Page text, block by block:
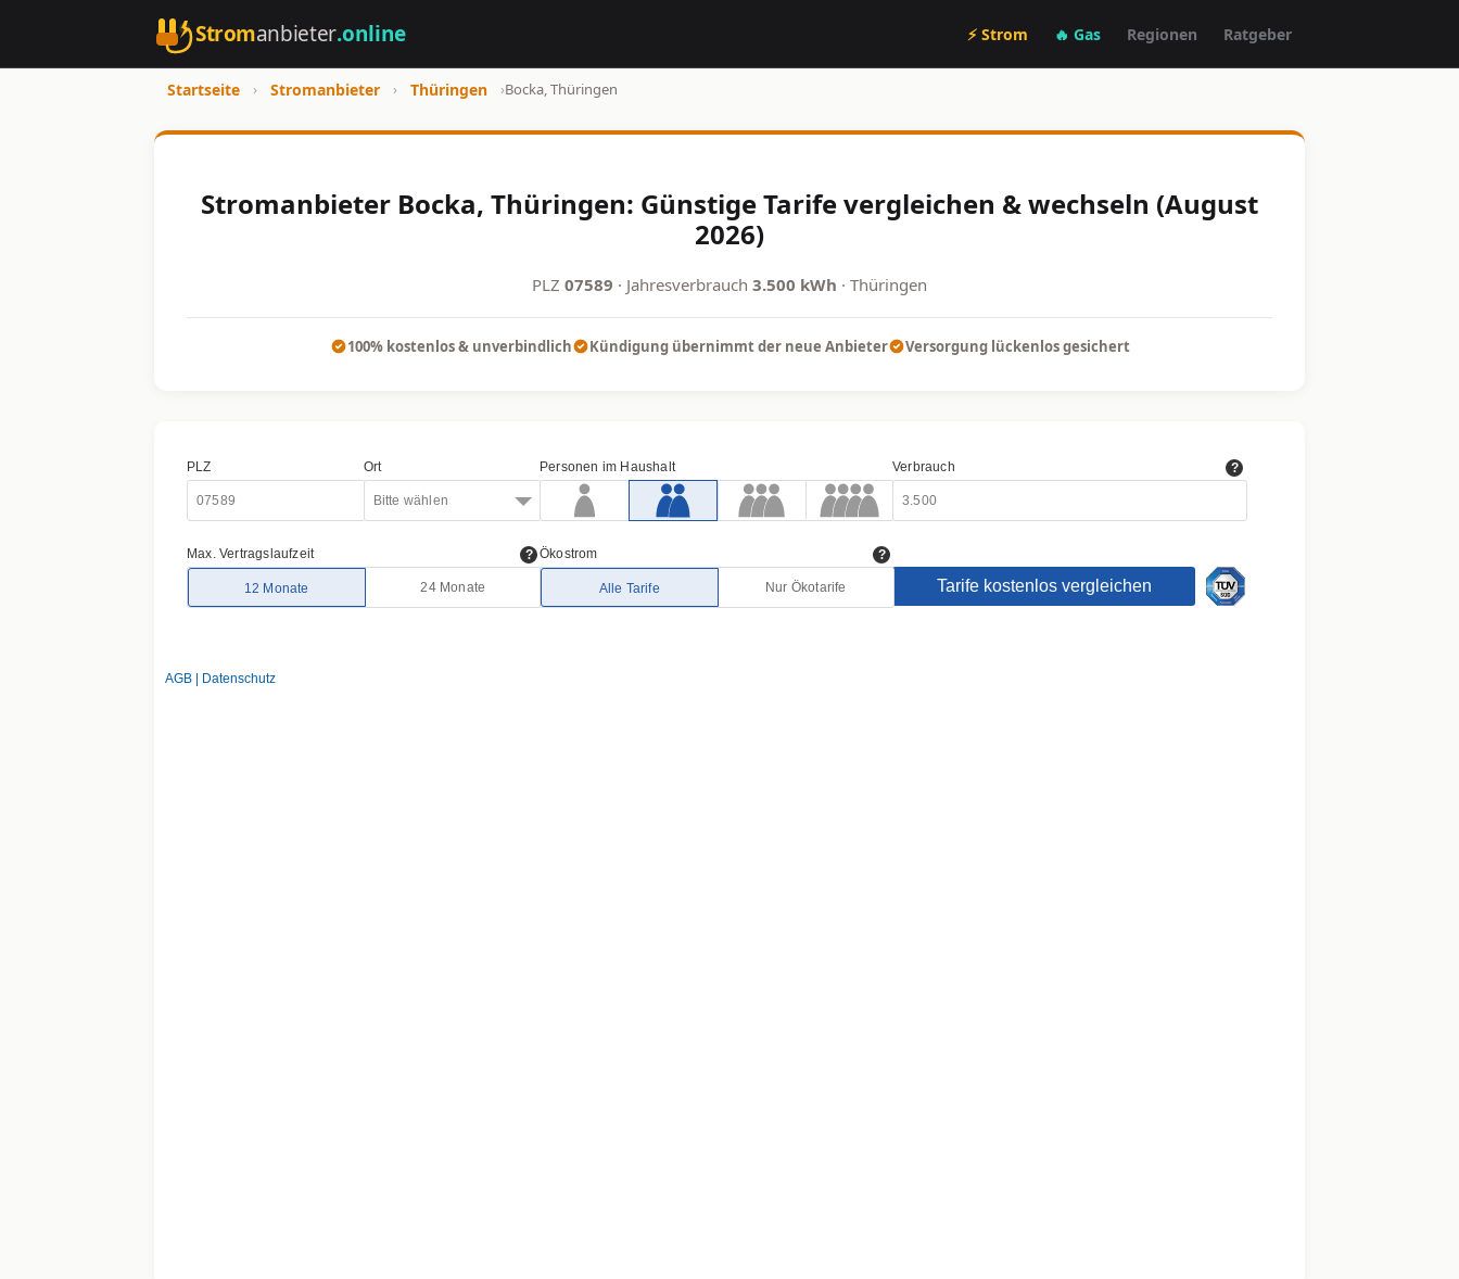
Stromanbieter.online ⚡ Strom 🔥 Gas Regionen Ratgeber
Startseite › Stromanbieter › Thüringen ›Bocka, Thüringen
Stromanbieter Bocka, Thüringen: Günstige Tarife vergleichen & wechseln (August
2026)
PLZ 07589 · Jahresverbrauch 3.500 kWh · Thüringen
100% kostenlos & unverbindlich Kündigung übernimmt der neue Anbieter Versorgung lückenlos gesichert